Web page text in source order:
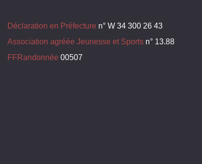
Déclaration en Préfecture n° W 34 300 26 43
Association agréée Jeunesse et Sports n° 13.88
FFRandonnée 00507